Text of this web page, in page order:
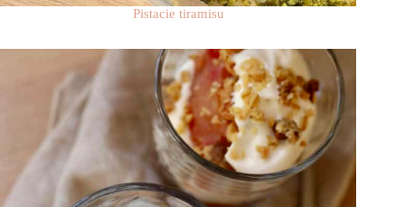
Pistacie tiramisu